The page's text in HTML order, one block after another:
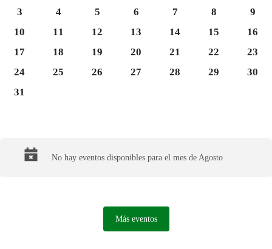
Lunes 3
3 Martes 4
4 Miércoles 5
5 Jueves 6
6 Viernes 7
7 Sábado 8
8
9
Lunes 10
10 Martes 11
11 Miércoles 12
12 Jueves 13
13 Viernes 14
14 Sábado 15
15
16
Lunes 17
17 Martes 18
18 Miércoles 19
19 Jueves 20
20 Viernes 21
21 Sábado 22
22
23
Lunes 24
24 Martes 25
25 Miércoles 26
26 Jueves 27
27 Viernes 28
28 Sábado 29
29
30
Lunes 31
31
No hay eventos disponibles para el mes de Agosto
Más eventos